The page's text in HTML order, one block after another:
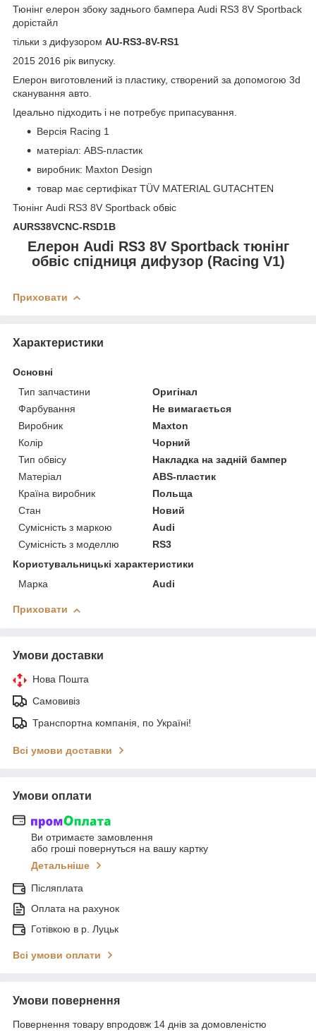
Тюнінг елерон збоку заднього бампера Audi RS3 8V Sportback
дорістайл
тільки з дифузором AU-RS3-8V-RS1
2015 2016 рік випуску.
Елерон виготовлений із пластику, створений за допомогою 3d
сканування авто.
Ідеально підходить і не потребує припасування.
Версія Racing 1
матеріал: ABS-пластик
виробник: Maxton Design
товар має сертифікат TÜV MATERIAL GUTACHTEN
Тюнінг Audi RS3 8V Sportback обвіс
AURS38VCNC-RSD1B
Елерон Audi RS3 8V Sportback тюнінг
обвіс спідниця дифузор (Racing V1)
Приховати
Характеристики
Основні
Тип запчастини
Оригінал
Фарбування
Не вимагається
Виробник
Maxton
Колір
Чорний
Тип обвісу
Накладка на задній бампер
Матеріал
ABS-пластик
Країна виробник
Польща
Стан
Новий
Сумісність з маркою
Audi
Сумісність з моделлю
RS3
Користувальницькі характеристики
Марка
Audi
Приховати
Умови доставки
Нова Пошта
Самовивіз
Транспортна компанія, по Україні!
Всі умови доставки
Умови оплати
Ви отримаєте замовлення
або гроші повернуться на вашу картку
Детальніше
Післяплата
Оплата на рахунок
Готівкою в р. Луцьк
Всі умови оплати
Умови повернення
Повернення товару впродовж 14 днів за домовленістю